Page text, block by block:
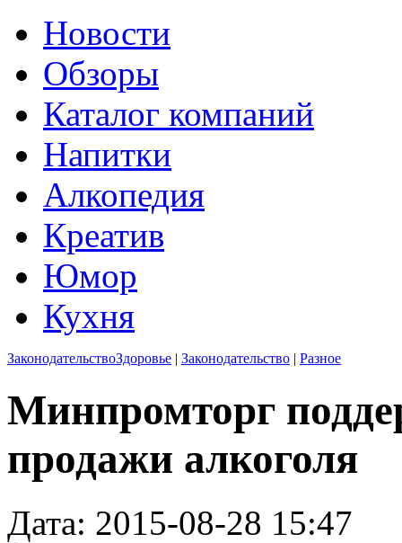
Новости
Обзоры
Каталог компаний
Напитки
Алкопедия
Креатив
Юмор
Кухня
ЗаконодательствоЗдоровье | Законодательство | Разное
Минпромторг
продажи алкоголя
Дата: 2015-08-28 15:47